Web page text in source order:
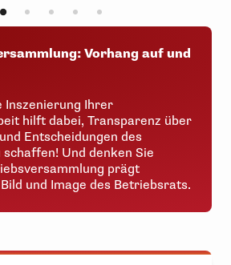
Vorhang auf und
Inszenierung Ihrer
hilft dabei, Transparenz über
Entscheidungen des
Und denken Sie
prägt
und Image des Betriebsrats.